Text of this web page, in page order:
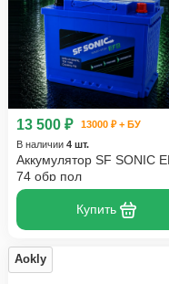
13 500 ₽
13000 ₽ + БУ
В наличии 4 шт.
Аккумулятор SF SONIC
74 обр пол
Купить
Aokly